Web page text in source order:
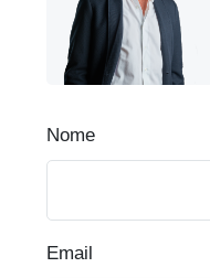
Nome
Email